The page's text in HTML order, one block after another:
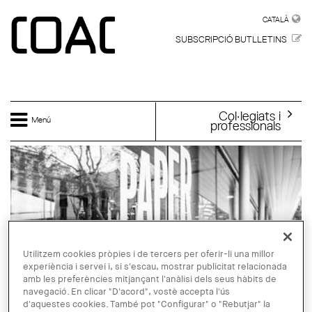
CATALÀ
SUBSCRIPCIÓ BUTLLETINS
Menú Col·legiats i
professionals
Utilitzem cookies pròpies i de tercers per oferir-li una millor
experiència i servei i, si s'escau, mostrar publicitat relacionada
amb les preferències mitjançant l'anàlisi dels seus hàbits de
navegació. En clicar "D'acord", vostè accepta l'ús
d'aquestes cookies. També pot "Configurar" o "Rebutjar" la